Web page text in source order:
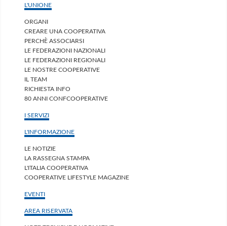
L'UNIONE
ORGANI
CREARE UNA COOPERATIVA
PERCHÈ ASSOCIARSI
LE FEDERAZIONI NAZIONALI
LE FEDERAZIONI REGIONALI
LE NOSTRE COOPERATIVE
IL TEAM
RICHIESTA INFO
80 ANNI CONFCOOPERATIVE
I SERVIZI
L'INFORMAZIONE
LE NOTIZIE
LA RASSEGNA STAMPA
L'ITALIA COOPERATIVA
COOPERATIVE LIFESTYLE MAGAZINE
EVENTI
AREA RISERVATA